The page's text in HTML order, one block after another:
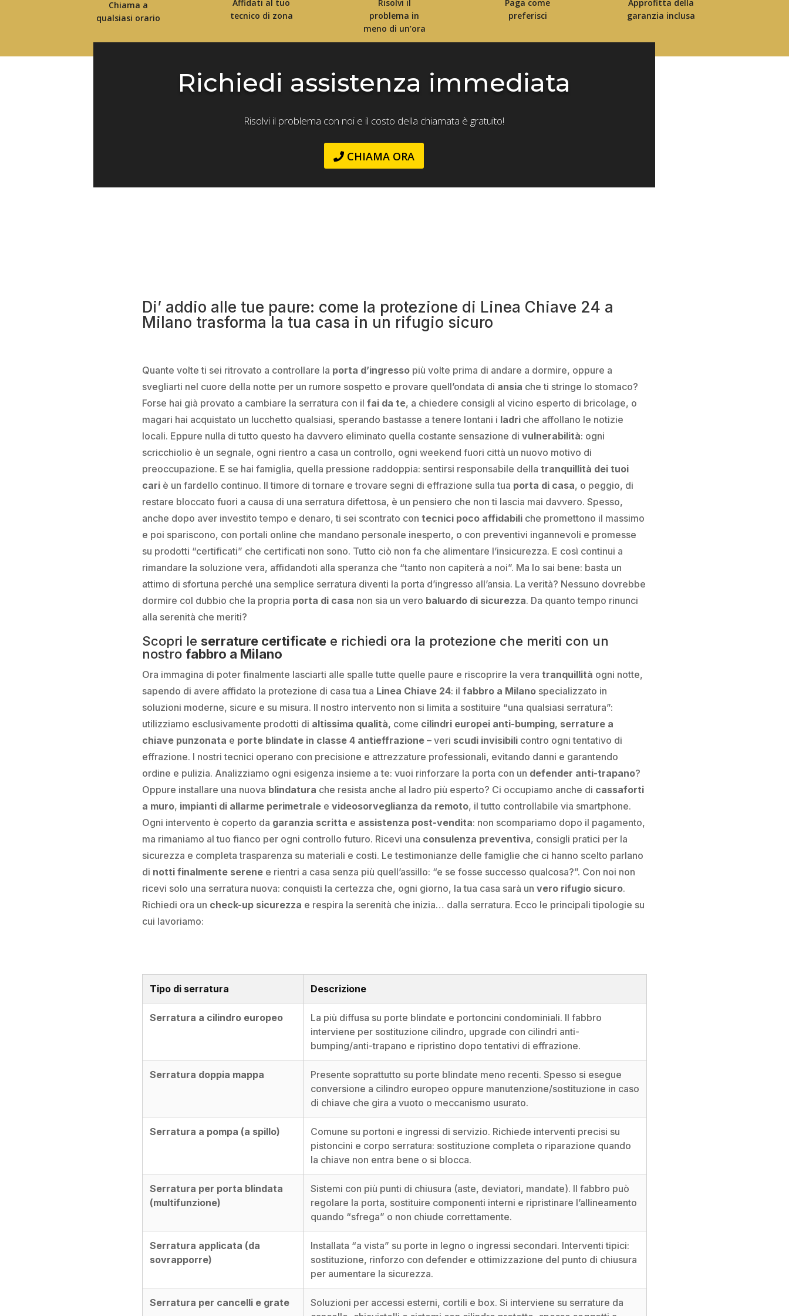
Chiama a
qualsiasi orario
Affidati al tuo
tecnico di zona
Risolvi il
problema in
meno di un’ora
Paga come
preferisci
Approfitta della
garanzia inclusa
Richiedi assistenza immediata
Risolvi il problema con noi e il costo della chiamata è gratuito!
CHIAMA ORA
Di’ addio alle tue paure: come la protezione di Linea Chiave 24 a
Milano trasforma la tua casa in un rifugio sicuro
Quante volte ti sei ritrovato a controllare la porta d’ingressopiù volte prima di andare a dormire, oppure a
svegliarti nel cuore della notte per un rumore sospetto e provare quell’ondata di ansia che ti stringe lo stomaco?
Forse hai già provato a cambiare la serratura con il fai da te, a chiedere consigli al vicino esperto di bricolage, o
magari hai acquistato un lucchetto qualsiasi, sperando bastasse a tenere lontani i ladriche affollano le notizie
locali. Eppure nulla di tutto questo ha davvero eliminato quella costante sensazione di vulnerabilità: ogni
scricchiolio è un segnale, ogni rientro a casa un controllo, ogni weekend fuori città un nuovo motivo di
preoccupazione. E se hai famiglia, quella pressione raddoppia: sentirsi responsabile della tranquillità dei tuoi
cariè un fardello continuo. Il timore di tornare e trovare segni di effrazione sulla tua porta di casa, o peggio, di
restare bloccato fuori a causa di una serratura difettosa, è un pensiero che non ti lascia mai davvero. Spesso,
anche dopo aver investito tempo e denaro, ti sei scontrato con tecnici poco affidabiliche promettono il massimo
e poi spariscono, con portali online che mandano personale inesperto, o con preventivi ingannevoli e promesse
su prodotti “certificati” che certificati non sono. Tutto ciò non fa che alimentare l’insicurezza. E così continui a
rimandare la soluzione vera, affidandoti alla speranza che “tanto non capiterà a noi”. Ma lo sai bene: basta un
attimo di sfortuna perché una semplice serratura diventi la porta d’ingresso all’ansia. La verità? Nessuno dovrebbe
dormire col dubbio che la propria porta di casa non sia un vero baluardo di sicurezza. Da quanto tempo rinunci
alla serenità che meriti?
Scopri le serrature certificatee richiedi ora la protezione che meriti con un
nostro fabbro a Milano
Ora immagina di poter finalmente lasciarti alle spalle tutte quelle paure e riscoprire la vera tranquillità ogni notte,
sapendo di avere affidato la protezione di casa tua a Linea Chiave 24: il fabbro a Milanospecializzato in
soluzioni moderne, sicure e su misura. Il nostro intervento non si limita a sostituire “una qualsiasi serratura”:
utilizziamo esclusivamente prodotti di altissima qualità, come cilindri europei anti-bumping, serrature a
chiave punzonata e porte blindate in classe 4 antieffrazione– veri scudi invisibilicontro ogni tentativo di
effrazione. I nostri tecnici operano con precisione e attrezzature professionali, evitando danni e garantendo
ordine e pulizia. Analizziamo ogni esigenza insieme a te: vuoi rinforzare la porta con un defender anti-trapano?
Oppure installare una nuova blindatura che resista anche al ladro più esperto? Ci occupiamo anche di cassaforti
a muro, impianti di allarme perimetralee videosorveglianza da remoto, il tutto controllabile via smartphone.
Ogni intervento è coperto da garanzia scritta e assistenza post-vendita: non scompariamo dopo il pagamento,
ma rimaniamo al tuo fianco per ogni controllo futuro. Ricevi una consulenza preventiva, consigli pratici per la
sicurezza e completa trasparenza su materiali e costi. Le testimonianze delle famiglie che ci hanno scelto parlano
di notti finalmente serenee rientri a casa senza più quell’assillo: “e se fosse successo qualcosa?”. Con noi non
ricevi solo una serratura nuova: conquisti la certezza che, ogni giorno, la tua casa sarà un vero rifugio sicuro.
Richiedi ora un check-up sicurezza e respira la serenità che inizia… dalla serratura. Ecco le principali tipologie su
cui lavoriamo:
Tipo di serratura Descrizione
Serratura a cilindro europeo
La più diffusa su porte blindate e portoncini condominiali. Il fabbro
interviene per sostituzione cilindro, upgrade con cilindri anti-
bumping/anti-trapano e ripristino dopo tentativi di effrazione.
Serratura doppia mappa
Presente soprattutto su porte blindate meno recenti. Spesso si esegue
conversione a cilindro europeo oppure manutenzione/sostituzione in caso
di chiave che gira a vuoto o meccanismo usurato.
Serratura a pompa (a spillo)
Comune su portoni e ingressi di servizio. Richiede interventi precisi su
pistoncini e corpo serratura: sostituzione completa o riparazione quando
la chiave non entra bene o si blocca.
Serratura per porta blindata
(multifunzione)
Sistemi con più punti di chiusura (aste, deviatori, mandate). Il fabbro può
regolare la porta, sostituire componenti interni e ripristinare l’allineamento
quando “sfrega” o non chiude correttamente.
Serratura applicata (da
sovrapporre)
Installata “a vista” su porte in legno o ingressi secondari. Interventi tipici:
sostituzione, rinforzo con defender e ottimizzazione del punto di chiusura
per aumentare la sicurezza.
Serratura per cancelli e grate
Soluzioni per accessi esterni, cortili e box. Si interviene su serrature da